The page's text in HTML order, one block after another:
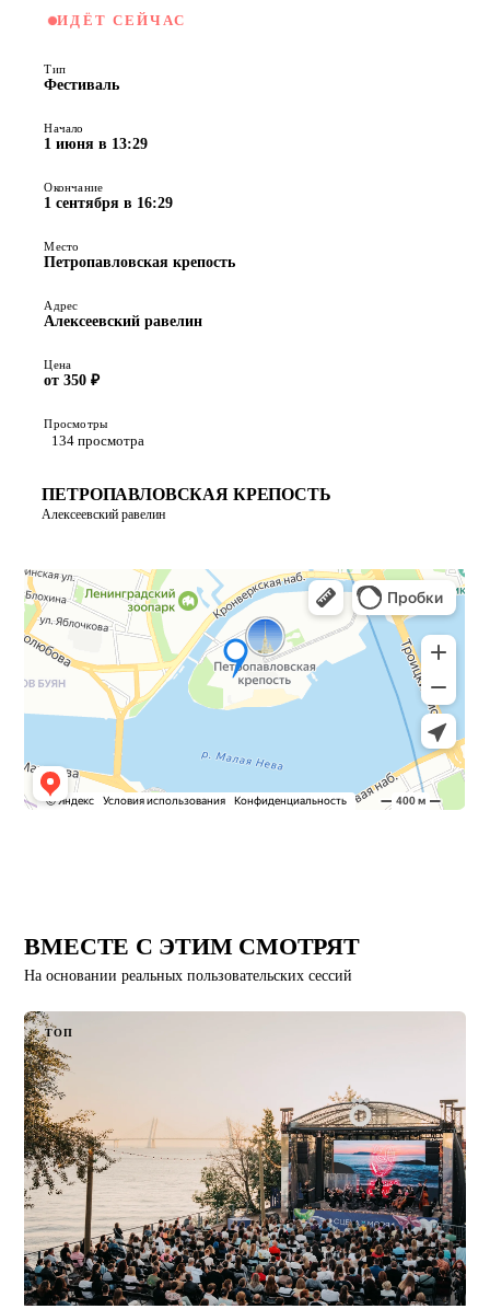
ИДЁТ СЕЙЧАС
Тип
Фестиваль
Начало
1 июня в 13:29
Окончание
1 сентября в 16:29
Место
Петропавловская крепость
Адрес
Алексеевский равелин
Цена
от 350 ₽
Просмотры
134 просмотра
ПЕТРОПАВЛОВСКАЯ КРЕПОСТЬ
Алексеевский равелин
ВМЕСТЕ С ЭТИМ СМОТРЯТ
На основании реальных пользовательских сессий
ТОП